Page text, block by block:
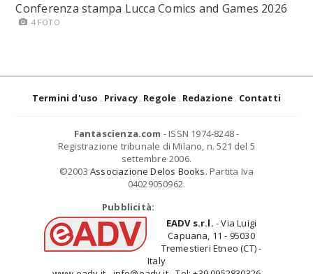
Conferenza stampa Lucca Comics and Games 2026
4 FOTO
Termini d'uso Privacy Regole Redazione Contatti
Fantascienza.com - ISSN 1974-8248 -
Registrazione tribunale di Milano, n. 521 del 5
settembre 2006.
©2003 Associazione Delos Books. Partita Iva
04029050962.
Pubblicità:
EADV s.r.l. - Via Luigi
Capuana, 11 - 95030
Tremestieri Etneo (CT) -
Italy